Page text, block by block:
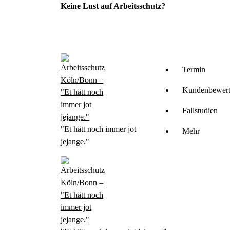
Keine Lust auf Arbeitsschutz?
"Et hätt noch immer jot
jejange."
Termin
Fallstudien
Mehr